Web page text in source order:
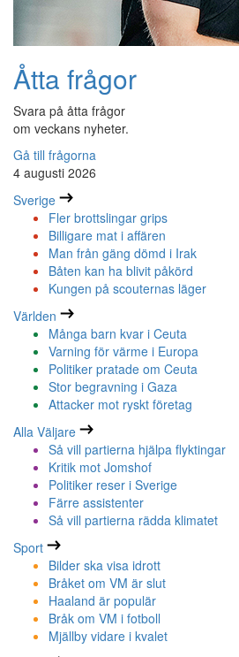
Åtta frågor
Svara på åtta frågor
om veckans nyheter.
Gå till frågorna
4 augusti 2026
Sverige
Fler brottslingar grips
Billigare mat i affären
Man från gäng dömd i Irak
Båten kan ha blivit påkörd
Kungen på scouternas läger
Världen
Många barn kvar i Ceuta
Varning för värme i Europa
Politiker pratade om Ceuta
Stor begravning i Gaza
Attacker mot ryskt företag
Alla Väljare
Så vill partierna hjälpa flyktingar
Kritik mot Jomshof
Politiker reser i Sverige
Färre assistenter
Så vill partierna rädda klimatet
Sport
Bilder ska visa idrott
Bråket om VM är slut
Haaland är populär
Bråk om VM i fotboll
Mjällby vidare i kvalet